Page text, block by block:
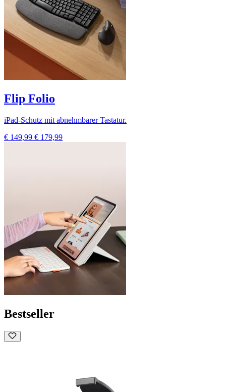
Flip Folio
iPad-Schutz mit abnehmbarer Tastatur.
€ 149,99 € 179,99
Bestseller